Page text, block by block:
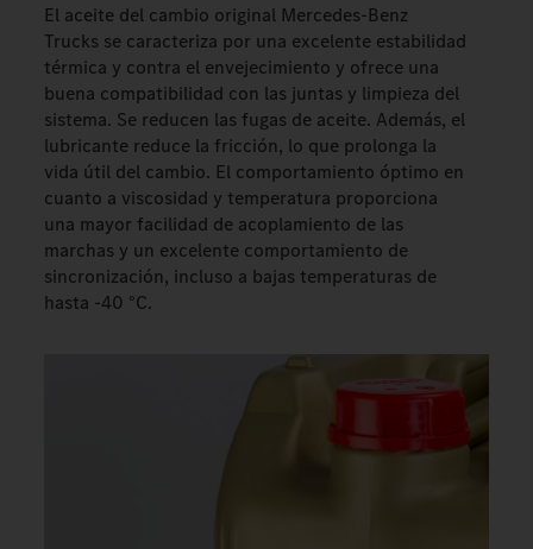
El aceite del cambio original Mercedes-Benz
Trucks se caracteriza por una excelente estabilidad
térmica y contra el envejecimiento y ofrece una
buena compatibilidad con las juntas y limpieza del
sistema. Se reducen las fugas de aceite. Además, el
lubricante reduce la fricción, lo que prolonga la
vida útil del cambio. El comportamiento óptimo en
cuanto a viscosidad y temperatura proporciona
una mayor facilidad de acoplamiento de las
marchas y un excelente comportamiento de
sincronización, incluso a bajas temperaturas de
hasta -40 °C.